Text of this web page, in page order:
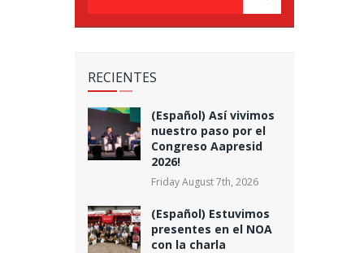
RECIENTES
(Español) Así vivimos
nuestro paso por el
Congreso Aapresid
2026!
Friday August 7th, 2026
(Español) Estuvimos
presentes en el NOA
con la charla